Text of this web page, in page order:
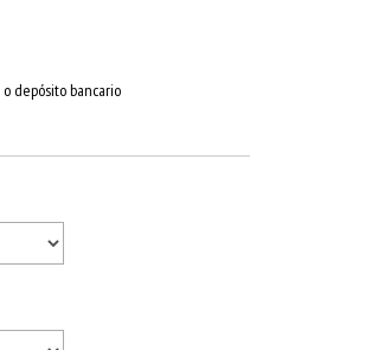
depósito bancario